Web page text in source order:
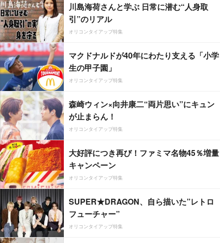
川島海荷さんと学ぶ 日常に潜む“人身取
引”のリアル
オリコンタイアップ特集
マクドナルドが40年にわたり支える「小学
生の甲子園」
オリコンタイアップ特集
森崎ウィン×向井康二“両片思い”にキュン
が止まらん！
オリコンタイアップ特集
大好評につき再び！ファミマ名物45％増量
キャンペーン
オリコンタイアップ特集
SUPER★DRAGON、自ら描いた”レトロ
フューチャー”
オリコンタイアップ特集